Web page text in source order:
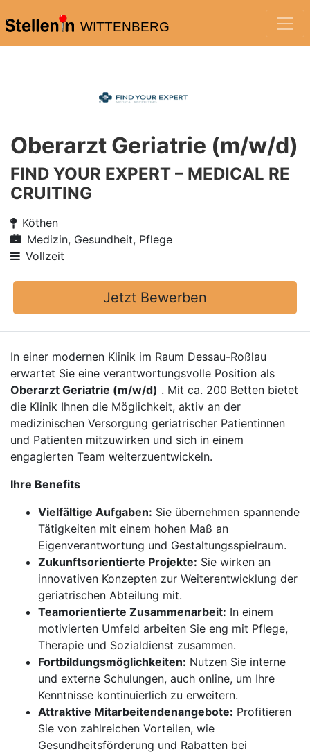
WITTENBERG
Oberarzt Geriatrie (m/w/d)
FIND YOUR EXPERT – MEDICAL RE
CRUITING
Köthen
Medizin, Gesundheit, Pflege
Vollzeit
Jetzt Bewerben
In einer modernen Klinik im Raum Dessau-Roßlau
erwartet Sie eine verantwortungsvolle Position als
Oberarzt Geriatrie (m/w/d) . Mit ca. 200 Betten bietet
die Klinik Ihnen die Möglichkeit, aktiv an der
medizinischen Versorgung geriatrischer Patientinnen
und Patienten mitzuwirken und sich in einem
engagierten Team weiterzuentwickeln.
Ihre Benefits
Vielfältige Aufgaben: Sie übernehmen spannende
Tätigkeiten mit einem hohen Maß an
Eigenverantwortung und Gestaltungsspielraum.
Zukunftsorientierte Projekte: Sie wirken an
innovativen Konzepten zur Weiterentwicklung der
geriatrischen Abteilung mit.
Teamorientierte Zusammenarbeit: In einem
motivierten Umfeld arbeiten Sie eng mit Pflege,
Therapie und Sozialdienst zusammen.
Fortbildungsmöglichkeiten: Nutzen Sie interne
und externe Schulungen, auch online, um Ihre
Kenntnisse kontinuierlich zu erweitern.
Attraktive Mitarbeitendenangebote: Profitieren
Sie von zahlreichen Vorteilen, wie
Gesundheitsförderung und Rabatten bei